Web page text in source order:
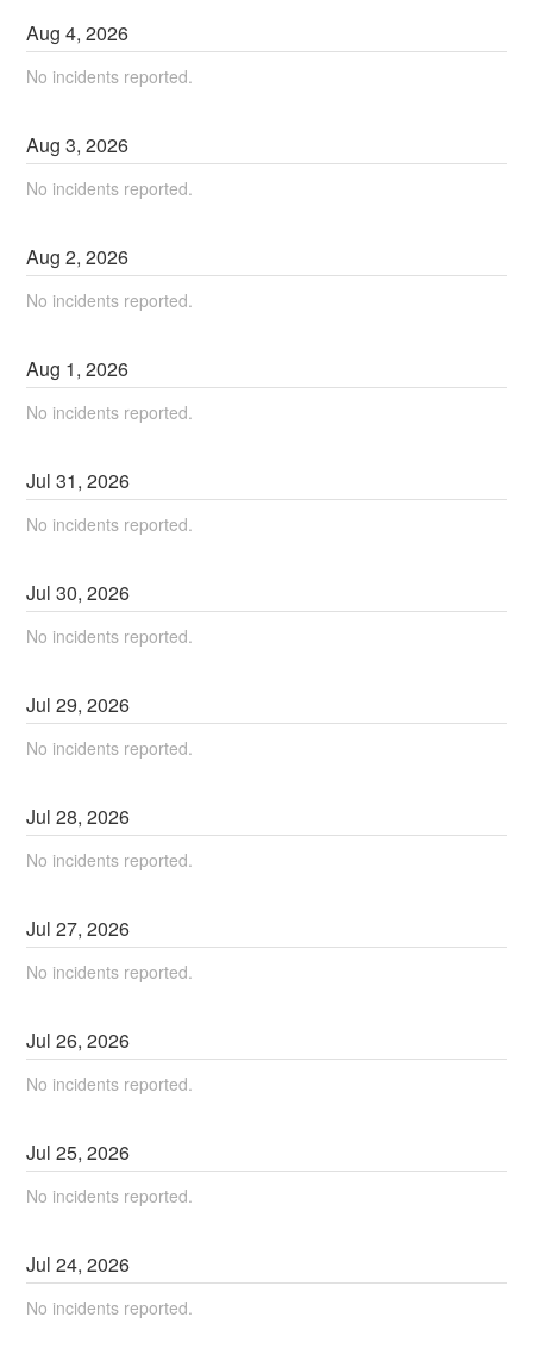
Aug4,2026
No incidents reported.
Aug3,2026
No incidents reported.
Aug2,2026
No incidents reported.
Aug 1,2026
No incidents reported.
Jul31,2026
No incidents reported.
Jul30,2026
No incidents reported.
Jul29,2026
No incidents reported.
Jul28,2026
No incidents reported.
Jul27,2026
No incidents reported.
Jul26,2026
No incidents reported.
Jul25,2026
No incidents reported.
Jul24,2026
No incidents reported.